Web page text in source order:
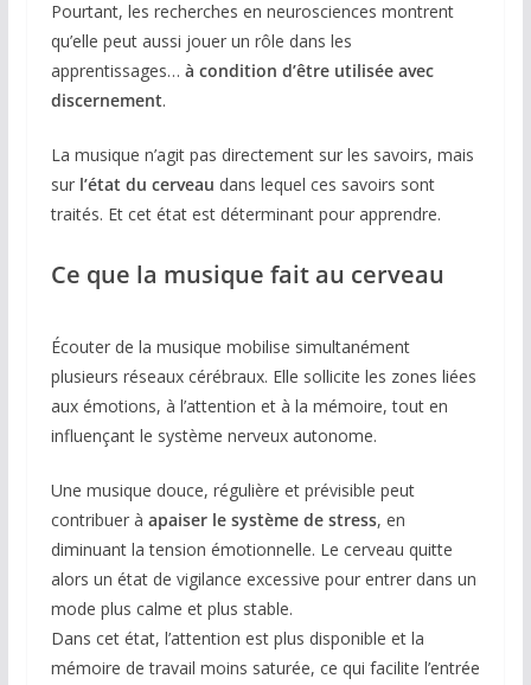
Pourtant, les recherches en neurosciences montrent
qu’elle peut aussi jouer un rôle dans les
apprentissages… à condition d’être utilisée avec
discernement.
La musique n’agit pas directement sur les savoirs, mais
sur l’état du cerveau dans lequel ces savoirs sont
traités. Et cet état est déterminant pour apprendre.
Ce que la musique fait au cerveau
Écouter de la musique mobilise simultanément
plusieurs réseaux cérébraux. Elle sollicite les zones liées
aux émotions, à l’attention et à la mémoire, tout en
influençant le système nerveux autonome.
Une musique douce, régulière et prévisible peut
contribuer à apaiser le système de stress, en
diminuant la tension émotionnelle. Le cerveau quitte
alors un état de vigilance excessive pour entrer dans un
mode plus calme et plus stable.
Dans cet état, l’attention est plus disponible et la
mémoire de travail moins saturée, ce qui facilite l’entrée